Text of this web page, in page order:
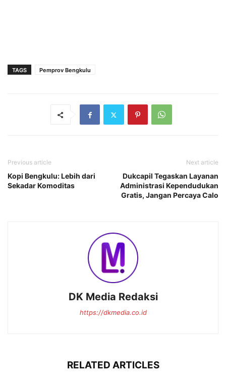
TAGS Pemprov Bengkulu
Previous article
Kopi Bengkulu: Lebih dari
Sekadar Komoditas
Next article
Dukcapil Tegaskan Layanan
Administrasi Kependudukan
Gratis, Jangan Percaya Calo
DK Media Redaksi
https://dkmedia.co.id
RELATED ARTICLES